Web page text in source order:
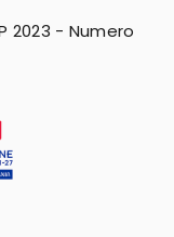
2023 - Numero